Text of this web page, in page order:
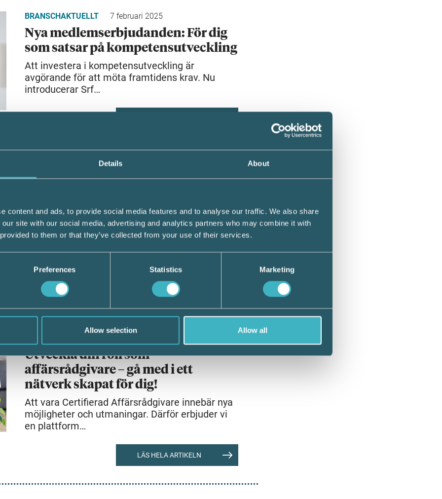
Details About
content and ads, to provide social media features and to analyse our traffic. We also share
site with our social media, advertising and analytics partners who may combine it with
to them or that they’ve collected from your use of their services.
Preferences Statistics Marketing
Allow selection Allow all
BRANSCHAKTUELLT 7 februari 2025
Nya medlemserbjudanden: För dig
som satsar på kompetensutveckling
Att investera i kompetensutveckling är
avgörande för att möta framtidens krav. Nu
introducerar Srf…
13 januari 2025
utveckling
Digitalt lärande är här för att stanna, men trots
LÄS HELA ARTIKELN
Utveckla din roll som
affärsrådgivare – gå med i ett
nätverk skapat för dig!
Att vara Certifierad Affärsrådgivare innebär nya
möjligheter och utmaningar. Därför erbjuder vi
en plattform…
LÄS HELA ARTIKELN